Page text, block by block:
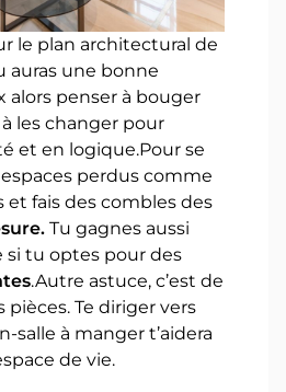
le plan architectural de
une bonne
alors penser à bouger
les changer pour
et en logique.Pour se
perdus comme
et fais des combles des
Tu gagnes aussi
si tu optes pour des
.Autre astuce, c’est de
pièces. Te diriger vers
salle à manger t’aidera
de vie.